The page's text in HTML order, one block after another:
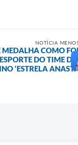
NOTÍCIA
MEDALHA COMO
DO TIME DE
‘ESTRELA